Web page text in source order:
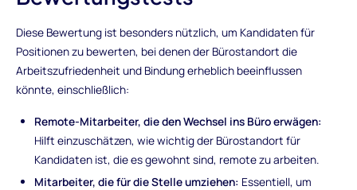
Diese Bewertung ist besonders nützlich, um Kandidaten für
Positionen zu bewerten, bei denen der Bürostandort die
Arbeitszufriedenheit und Bindung erheblich beeinflussen
könnte, einschließlich:
Remote-Mitarbeiter, die den Wechsel ins Büro erwägen:
Hilft einzuschätzen, wie wichtig der Bürostandort für
Kandidaten ist, die es gewohnt sind, remote zu arbeiten.
Mitarbeiter, die für die Stelle umziehen: Essentiell, um